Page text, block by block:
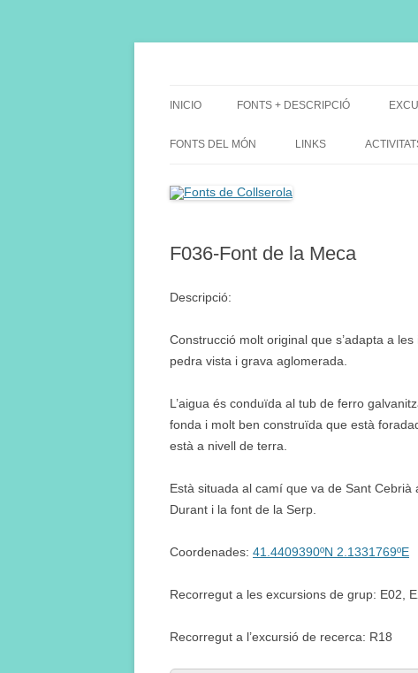
INICIO FONTS + DESCRIPCIÓ
DE
FONTS DEL MÓN LINKS
F036-Font de la Meca
Descripció:
Construcció molt original que s’adapta a
pedra vista i grava aglomerada.
L’aigua és conduïda al tub de ferro
fonda i molt ben construïda que està
està a nivell de terra.
Està situada al camí que va de Sant
Durant i la font de la Serp.
Coordenades: 41.4409390ºN 2.1331769ºE
Recorregut a les excursions de grup: E02,
Recorregut a l’excursió de recerca: R18